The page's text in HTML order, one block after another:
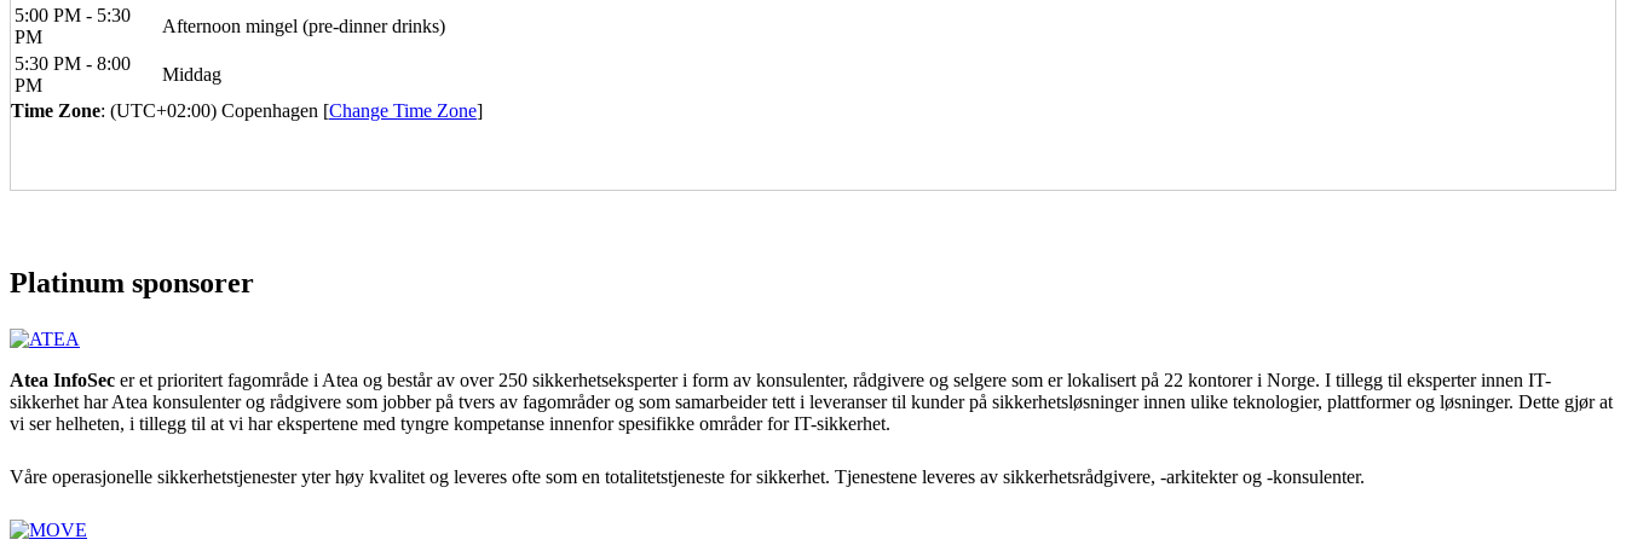
5:00 PM - 5:30
PM
Afternoon mingel (pre-dinner drinks)
5:30 PM - 8:00
PM
Middag
Time Zone: (UTC+02:00) Copenhagen [Change Time Zone]
Platinum sponsorer
Atea InfoSec er et prioritert fagområde i Atea og består av over 250 sikkerhetseksperter i form av konsulenter, rådgivere og selgere som er lokalisert på 22 kontorer i Norge. I tillegg til eksperter innen IT-
sikkerhet har Atea konsulenter og rådgivere som jobber på tvers av fagområder og som samarbeider tett i leveranser til kunder på sikkerhetsløsninger innen ulike teknologier, plattformer og løsninger. Dette gjør at
vi ser helheten, i tillegg til at vi har ekspertene med tyngre kompetanse innenfor spesifikke områder for IT-sikkerhet.
Våre operasjonelle sikkerhetstjenester yter høy kvalitet og leveres ofte som en totalitetstjeneste for sikkerhet. Tjenestene leveres av sikkerhetsrådgivere, -arkitekter og -konsulenter.